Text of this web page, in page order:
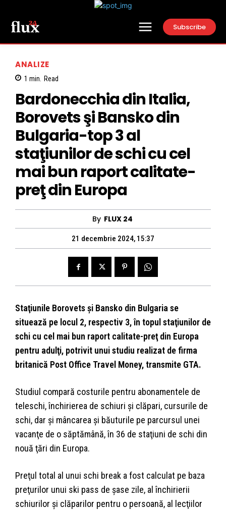
Subscribe
ANALIZE
1 min. Read
Bardonecchia din Italia,
Borovets şi Bansko din
Bulgaria-top 3 al
staţiunilor de schi cu cel
mai bun raport calitate-
preţ din Europa
By FLUX 24
21 decembrie 2024, 15:37
Staţiunile Borovets şi Bansko din Bulgaria se
situează pe locul 2, respectiv 3, în topul staţiunilor de
schi cu cel mai bun raport calitate-preţ din Europa
pentru adulţi, potrivit unui studiu realizat de firma
britanică Post Office Travel Money, transmite GTA.
Studiul compară costurile pentru abonamentele de
teleschi, închirierea de schiuri şi clăpari, cursurile de
schi, dar şi mâncarea şi băuturile pe parcursul unei
vacanţe de o săptămână, în 36 de staţiuni de schi din
nouă ţări din Europa.
Preţul total al unui schi break a fost calculat pe baza
preţurilor unui ski pass de şase zile, al închirierii
schiurilor şi clăparilor pentru o persoană, al lecţiilor